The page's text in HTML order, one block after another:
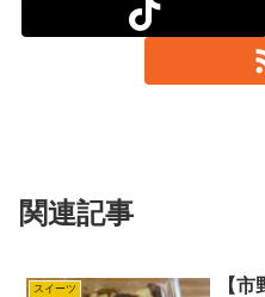
関連記事
スイーツ
【